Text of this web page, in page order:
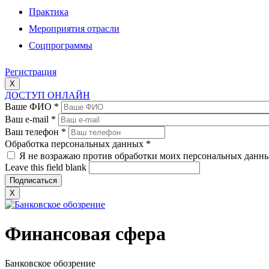
Практика
Мероприятия отрасли
Соцпрограммы
Регистрация
X
ДОСТУП ОНЛАЙН
Ваше ФИО *
Ваш e-mail *
Ваш телефон *
Обработка персональных данных *
Я не возражаю против обработки моих персональных
Leave this field blank
X
Финансовая сфера
Банковское обозрение